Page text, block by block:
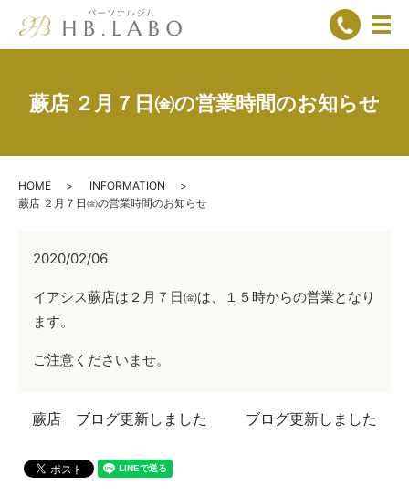
蕨店 ２月７日㈮の営業時間のお知らせ
HOME
INFORMATION
蕨店 ２月７日㈮の営業時間のお知らせ
2020/02/06
イアシス蕨店は２月７日㈮は、１５時からの営業となり
ます。
ご注意くださいませ。
蕨店 ブログ更新しました ブログ更新しました